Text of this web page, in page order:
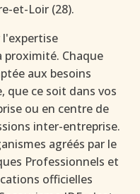
et-Loir (28).
proximité. Chaque
aux besoins
que ce soit dans vos
ou en centre de
inter-entreprise.
agréés par le
Professionnels et
officielles